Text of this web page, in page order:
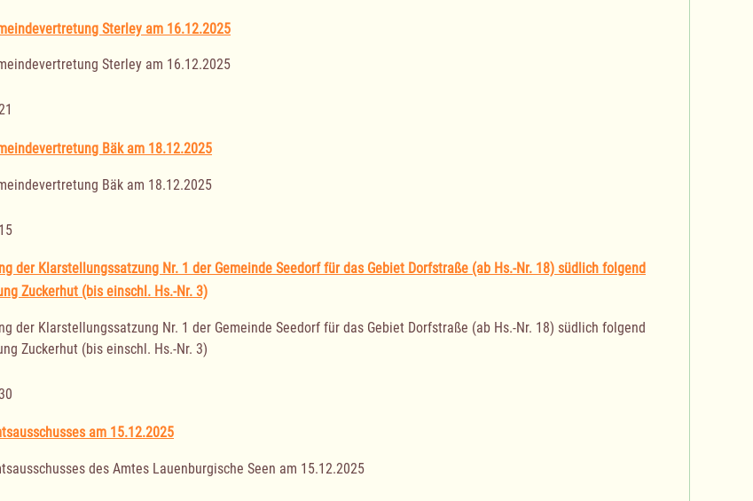
Sterley am 16.12.2025
Sterley am 16.12.2025
16.12.2025
Bäk am 18.12.2025
Bäk am 18.12.2025
der Klarstellungssatzung Nr. 1 der Gemeinde Seedorf für das Gebiet Dorfstraße (ab Hs.-Nr. 18) südlich folgend
Zuckerhut (bis einschl. Hs.-Nr. 3)
der Klarstellungssatzung Nr. 1 der Gemeinde Seedorf für das Gebiet Dorfstraße (ab Hs.-Nr. 18) südlich folgend
Zuckerhut (bis einschl. Hs.-Nr. 3)
der
am 15.12.2025
des Amtes Lauenburgische Seen am 15.12.2025